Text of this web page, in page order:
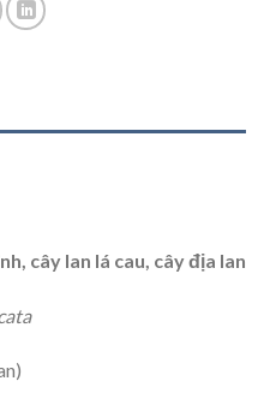
cây lan lá cau, cây địa lan